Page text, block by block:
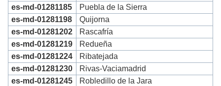
es-md-01281185
Puebla de la Sierra
es-md-01281198
Quijorna
es-md-01281202
Rascafría
es-md-01281219
Redueña
es-md-01281224
Ribatejada
es-md-01281230
Rivas-Vaciamadrid
es-md-01281245
Robledillo de la Jara